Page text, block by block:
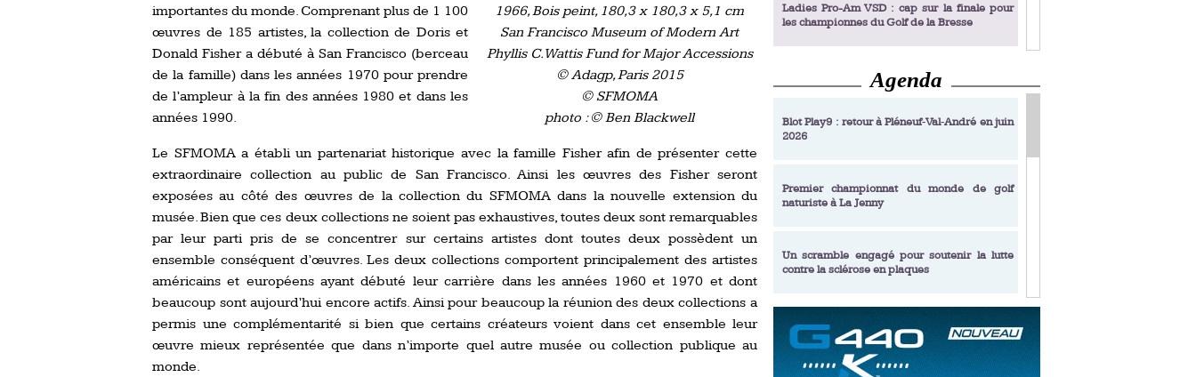
1966, Bois peint, 180,3 x 180,3 x 5,1 cm
San Francisco Museum of Modern Art
Phyllis C. Wattis Fund for Major Accessions
© Adagp, Paris 2015
© SFMOMA
photo : © Ben Blackwell
importantes du monde. Comprenant plus de 1 100
œuvres de 185 artistes, la collection de Doris et
Donald Fisher a débuté à San Francisco (berceau
de la famille) dans les années 1970 pour prendre
de l’ampleur à la fin des années 1980 et dans les
années 1990.
Le SFMOMA a établi un partenariat historique avec la famille Fisher afin de présenter cette
extraordinaire collection au public de San Francisco. Ainsi les œuvres des Fisher seront
exposées au côté des œuvres de la collection du SFMOMA dans la nouvelle extension du
musée. Bien que ces deux collections ne soient pas exhaustives, toutes deux sont remarquables
par leur parti pris de se concentrer sur certains artistes dont toutes deux possèdent un
ensemble conséquent d’œuvres. Les deux collections comportent principalement des artistes
américains et européens ayant débuté leur carrière dans les années 1960 et 1970 et dont
beaucoup sont aujourd’hui encore actifs. Ainsi pour beaucoup la réunion des deux collections a
permis une complémentarité si bien que certains créateurs voient dans cet ensemble leur
œuvre mieux représentée que dans n’importe quel autre musée ou collection publique au
monde.
Ladies Pro-Am VSD : cap sur la finale pour
les championnes du Golf de la Bresse
Ladies Pro-Am VSD : Golf du Prieuré, elles
décrochent leur billet pour la finale
Enfin un livre de golf pensé pour les femmes
Ladies Pro-Am VSD : les premières
Académie Golf Barrière Julien Xanthopoulos,
Amundi Evian Championship, de nouvelles
expériences immersives
Agenda
Blot Play9 : retour à Pléneuf‑Val‑André en juin
2026
Premier championnat du monde de golf
naturiste à La Jenny
Un scramble engagé pour soutenir la lutte
contre la sclérose en plaques
Resonance Golf Collection : Lacoste Golf
Series & Trophée Écologie, deux circuits
amateurs en 10 étapes